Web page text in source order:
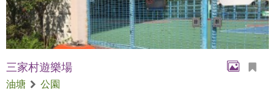
三家村遊樂場
油塘
公園